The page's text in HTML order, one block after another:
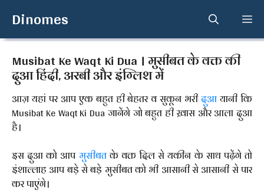
content
Dinomes
Musibat Ke Waqt Ki Dua । मुसीबत के वक्त की
दुआ हिंदी, अरबी और इंग्लिश में
आज़ यहां पर आप एक बहुत ही बेहतर व सुकून भरीदुआयानी कि
Musibat Ke Waqt Ki Dua जानेंगे जो बहुत ही ख़ास और आला दुआ
है।
इस दुआ को आपमुसीबतके वक्त दिल से यकीन के साथ पढ़ेंगे तो
इंशाल्लाह आप बड़े से बड़े मुसीबत को भी आसानी से आसानी से पार
कर पाएंगे।